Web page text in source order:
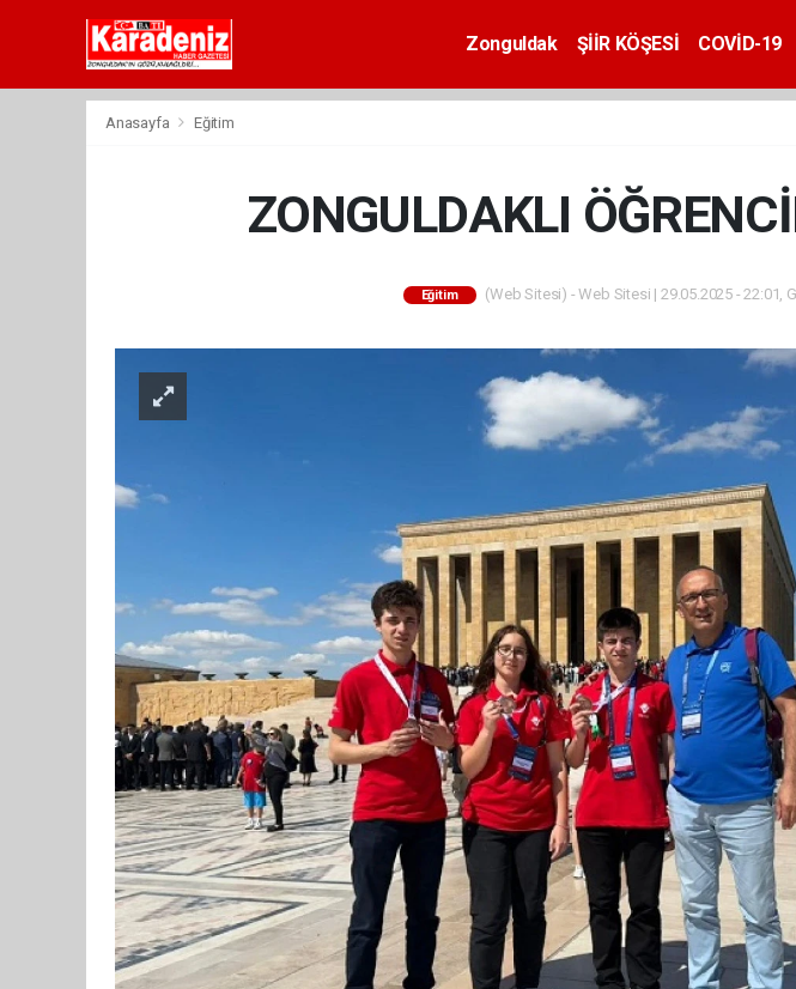
Zonguldak ŞİİR KÖŞESİ COVİD-19
Anasayfa Eğitim
ZONGULDAKLI
Eğitim (Web Sitesi) - Web Sitesi | 29.05.2025 - 22:01,